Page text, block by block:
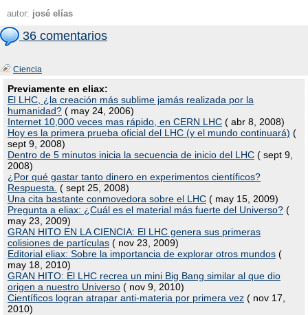
autor: josé elías
36 comentarios
Ciencia
Previamente en eliax:
El LHC, ¿la creación más sublime jamás realizada por la
humanidad? ( may 24, 2006)
Internet 10,000 veces mas rápido, en CERN LHC ( abr 8, 2008)
Hoy es la primera prueba oficial del LHC (y el mundo continuará) (
sept 9, 2008)
Dentro de 5 minutos inicia la secuencia de inicio del LHC ( sept 9,
2008)
¿Por qué gastar tanto dinero en experimentos científicos?
Respuesta. ( sept 25, 2008)
Una cita bastante conmovedora sobre el LHC ( may 15, 2009)
Pregunta a eliax: ¿Cuál es el material más fuerte del Universo? (
may 23, 2009)
GRAN HITO EN LA CIENCIA: El LHC genera sus primeras
colisiones de partículas ( nov 23, 2009)
Editorial eliax: Sobre la importancia de explorar otros mundos (
may 18, 2010)
GRAN HITO: El LHC recrea un mini Big Bang similar al que dio
origen a nuestro Universo ( nov 9, 2010)
Científicos logran atrapar anti-materia por primera vez ( nov 17,
2010)